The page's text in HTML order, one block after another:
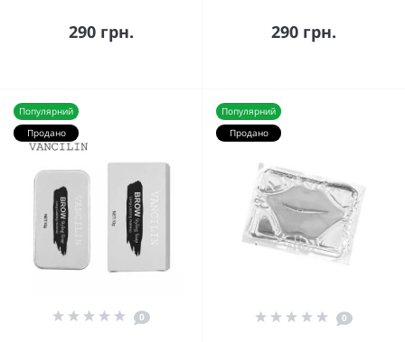
290 грн. 290 грн.
Популярний
Продано
0
Популярний
Продано
0